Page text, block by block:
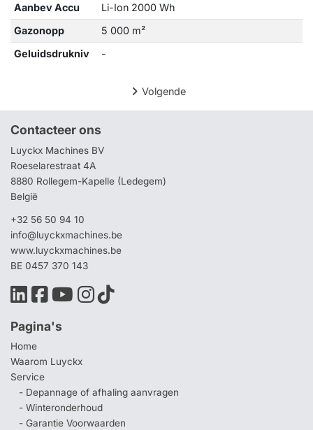
Aanbev Accu
Li-Ion 2000 Wh
Gazonopp
5 000 m²
Geluidsdrukniv
-
Volgende
Contacteer ons
Luyckx Machines BV
Roeselarestraat 4A
8880 Rollegem-Kapelle (Ledegem)
België
+32 56 50 94 10
info@luyckxmachines.be
www.luyckxmachines.be
BE 0457 370 143
Pagina's
Home
Waarom Luyckx
Service
- Depannage of afhaling aanvragen
- Winteronderhoud
- Garantie Voorwaarden